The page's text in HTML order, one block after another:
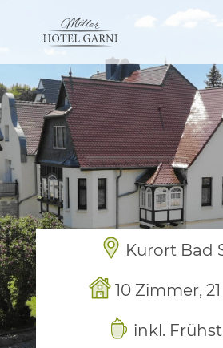
Kurort Bad
10 Zimmer,
inkl.